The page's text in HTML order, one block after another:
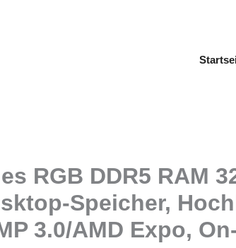
RGB DDR5 RAM
Speicher,
3.0/AMD Expo,